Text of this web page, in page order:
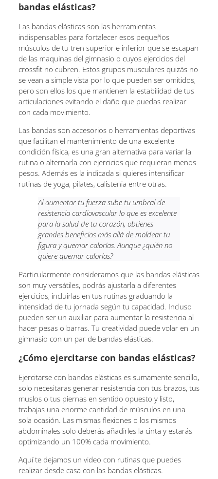
bandas elásticas?
Las bandas elásticas son las herramientas
indispensables para fortalecer esos pequeños
músculos de tu tren superior e inferior que se escapan
de las maquinas del gimnasio o cuyos ejercicios del
crossfit no cubren. Estos grupos musculares quizás no
se vean a simple vista por lo que pueden ser omitidos,
pero son ellos los que mantienen la estabilidad de tus
articulaciones evitando el daño que puedas realizar
con cada movimiento.
Las bandas son accesorios o herramientas deportivas
que facilitan el mantenimiento de una excelente
condición física, es una gran alternativa para variar la
rutina o alternarla con ejercicios que requieran menos
pesos. Además es la indicada si quieres intensificar
rutinas de yoga, pilates, calistenia entre otras.
Al aumentar tu fuerza sube tu umbral de
resistencia cardiovascular lo que es excelente
para la salud de tu corazón, obtienes
grandes beneficios más allá de moldear tu
figura y quemar calorías. Aunque ¿quién no
quiere quemar calorías?
Particularmente consideramos que las bandas elásticas
son muy versátiles, podrás ajustarla a diferentes
ejercicios, incluirlas en tus rutinas graduando la
intensidad de tu jornada según tu capacidad. Incluso
pueden ser un auxiliar para aumentar la resistencia al
hacer pesas o barras. Tu creatividad puede volar en un
gimnasio con un par de bandas elásticas.
¿Cómo ejercitarse con bandas elásticas?
Ejercitarse con bandas elásticas es sumamente sencillo,
solo necesitaras generar resistencia con tus brazos, tus
muslos o tus piernas en sentido opuesto y listo,
trabajas una enorme cantidad de músculos en una
sola ocasión. Las mismas flexiones o los mismos
abdominales solo deberás añadirles la cinta y estarás
optimizando un 100% cada movimiento.
Aquí te dejamos un video con rutinas que puedes
realizar desde casa con las bandas elásticas.